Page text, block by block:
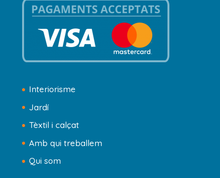
Interiorisme
Jardí
Tèxtil i calçat
Amb qui treballem
Qui som